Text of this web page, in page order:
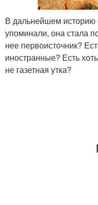
В дальнейшем историю
упоминали, она стала
нее первоисточник?
иностранные? Есть
не газетная утка?